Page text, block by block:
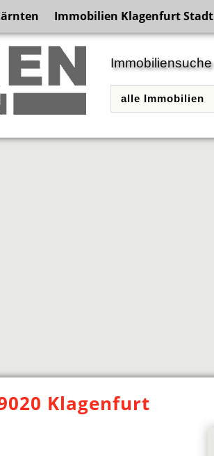
Immobilien Klagenfurt Stadt
Immobiliensuche
Klagenfurt